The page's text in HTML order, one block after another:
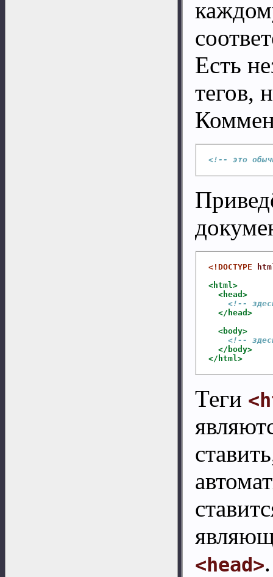
Есть
тегов,
<!-- это
<!DOCTYPE
<html>
<head>
<!--
</head>
<body>
<!--
</body>
</html>
Теги
<head>.